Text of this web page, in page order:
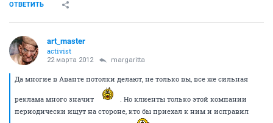
ОТВЕТИТЬ
art_master
activist
22 марта 2012 margaritta
Да многие в Аванте потолки делают, не только вы, все же сильная
реклама много значит
. Но клиенты только этой компании
периодически ищут на стороне, кто бы приехал к ним и исправил